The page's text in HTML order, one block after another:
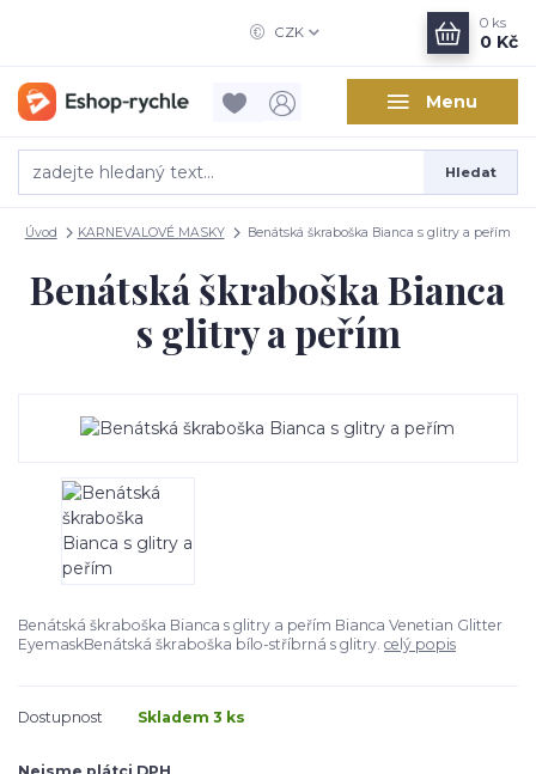
Menu
CZK
Hledat
0 ks
0 Kč
Úvod KARNEVALOVÉ MASKY Benátská škraboška Bianca s glitry a peřím
Benátská škraboška Bianca
s glitry a peřím
Benátská škraboška Bianca s glitry a peřím Bianca Venetian Glitter
EyemaskBenátská škraboška bílo-stříbrná s glitry. celý popis
Dostupnost Skladem 3 ks